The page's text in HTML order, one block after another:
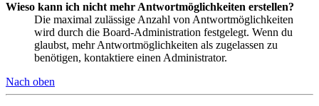
Wieso kann ich nicht mehr Antwortmöglichkeiten erstellen?
Die maximal zulässige Anzahl von Antwortmöglichkeiten
wird durch die Board-Administration festgelegt. Wenn du
glaubst, mehr Antwortmöglichkeiten als zugelassen zu
benötigen, kontaktiere einen Administrator.
Nach oben